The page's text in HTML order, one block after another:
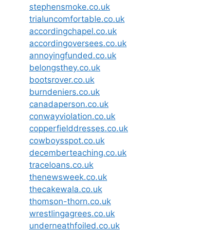
stephensmoke.co.uk
trialuncomfortable.co.uk
accordingchapel.co.uk
accordingoversees.co.uk
annoyingfunded.co.uk
belongsthey.co.uk
bootsrover.co.uk
burndeniers.co.uk
canadaperson.co.uk
conwayviolation.co.uk
copperfielddresses.co.uk
cowboysspot.co.uk
decemberteaching.co.uk
traceloans.co.uk
thenewsweek.co.uk
thecakewala.co.uk
thomson-thorn.co.uk
wrestlingagrees.co.uk
underneathfoiled.co.uk